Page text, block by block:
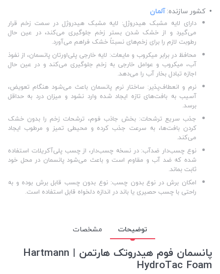
کشور سازنده: آلمان
دارای لایه مشبک هیدروژل: لایه مشبک هیدروژل در سمت زخم قرار
می‌گیرد و از خشک شدن بستر زخم جلوگیری می‌کند، در عین حال
رطوبت لازم را برای زخم‌های نسبتاً خشک فراهم می‌آورد.
محافظ در برابر میکروب و مایعات: لایه خارجی پلی‌اورتان پانسمان، از نفوذ
آب، میکروب و عوامل خارجی به زخم جلوگیری می‌کند و در عین حال
اجازه تبادل بخار آب را می‌دهد.
نرم و انعطاف‌پذیر: ساختار نرم پانسمان باعث می‌شود هنگام تعویض،
آسیب به بافت‌های تازه ایجاد شده وارد نشود و میزان درد به حداقل
برسد.
جذب سریع ترشحات: بخش جاذب فوم، ترشحات زخم را بدون خشک
کردن بافت‌ها، به سرعت جذب کرده و محیطی تمیز و مرطوب ایجاد
می‌کند.
نوع چسب‌دار ضدآب: در نسخه چسب‌دار، از چسب پلی‌آکریلات استفاده
شده که ضد آب و مقاوم است و باعث می‌شود پانسمان در محل خود
ثابت بماند.
امکان برش در نوع بدون چسب: نوع بدون چسب قابل برش بوده و به
راحتی با چسب حصیری یا باند در اندازه دلخواه قابل استفاده است.
توضیحات مشخصات
پانسمان فوم هیدروتک هارتمن | Hartmann
HydroTac Foam